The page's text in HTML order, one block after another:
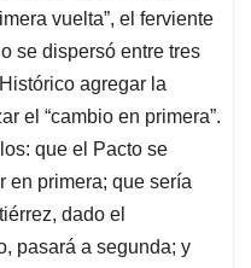
vuelta”, el ferviente
se dispersó entre tres
agregar la
el “cambio en primera”.
que el Pacto se
en primera; que sería
dado el
pasará a segunda; y